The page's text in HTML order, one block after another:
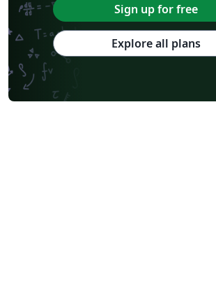
Sign up for free
Explore all plans